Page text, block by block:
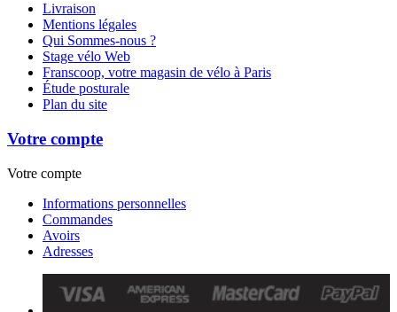
Livraison
Mentions légales
Qui Sommes-nous ?
Stage vélo Web
Franscoop, votre magasin de vélo à Paris
Étude posturale
Plan du site
Votre compte
Votre compte
Informations personnelles
Commandes
Avoirs
Adresses